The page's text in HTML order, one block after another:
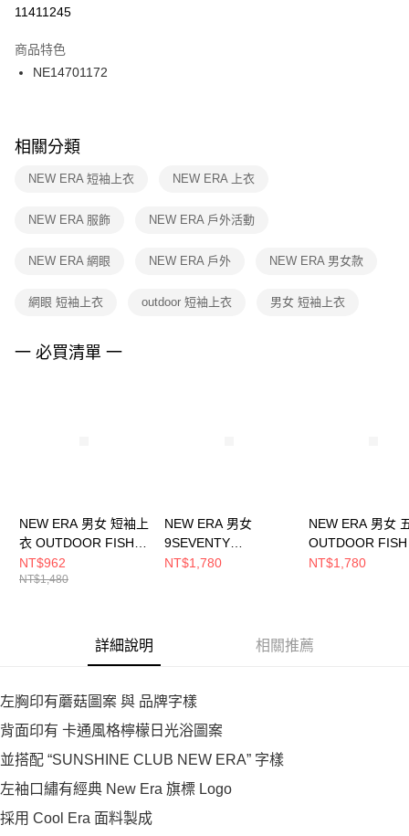
１．於結帳方式選擇「AFTEE先享後付」後，將跳轉至「AFTEE先享後付」
２．訂單成立數日內，您將收到繳費通知簡訊。
３．收到繳費通知簡訊後14天內，點擊此簡訊中的連結，可透過四大超商／
ATM／網路銀行／等多元方式進行付款，方視為交易完成。
※ 交易是否成功請以「AFTEE先享後付 」之結帳頁面顯示為準，若有關於
是否繳費成功／繳費後需取消欲退款等相關疑問，請聯繫「AFTEE先享後付
客戶支援中心」https://netprotections.freshdesk.com/support/home
１．透過由恩沛科技股份有限公司提供之「AFTEE先享後付」服務完成之交
權轉讓予恩沛科技股份有限公司。
３．未成年的使用者請事先徵得法定代理人或監護人之同意方可使用
４．使用「AFTEE先享後付」時，將依據個別帳號之用戶狀況，依本公司即
每筆NT$100，滿NT$1,500(含以上)免運費
付款後門市自取
每筆NT$100，滿NT$1,500(含以上)免運費
11411245
商品特色
NE14701172
相關分類
NEW ERA 短袖上衣 NEW ERA 上衣
NEW ERA 服飾 NEW ERA 戶外活動
NEW ERA 網眼 NEW ERA 戶外 NEW ERA 男女款
網眼 短袖上衣 outdoor 短袖上衣 男女 短袖上衣
一 必買清單 一
NEW ERA 男女 短袖上
衣 OUTDOOR FISH
NET NEW ERA 白
NE14701171
NT$962
NT$1,480
NEW ERA 男女
9SEVENTY
OUTDOOR FISH NET
NT$1,780
NEW ERA 男女
OUTDOOR
NEW ERA 黑
NT$1,780
詳細說明 相關推薦
左胸印有蘑菇圖案 與 品牌字樣
背面印有 卡通風格檸檬日光浴圖案
並搭配 “SUNSHINE CLUB NEW ERA” 字樣
左袖口繡有經典 New Era 旗標 Logo
採用 Cool Era 面料製成